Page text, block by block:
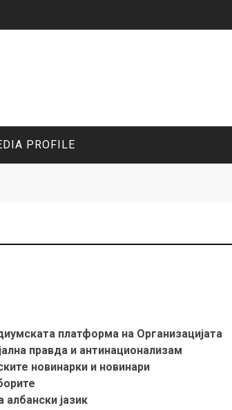
PROFILE
платформа на Организацијата
правда и антинационализам
новинарки и новинари
јазик